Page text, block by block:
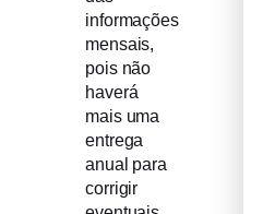
informações
mensais,
pois não
haverá
mais uma
entrega
anual para
corrigir